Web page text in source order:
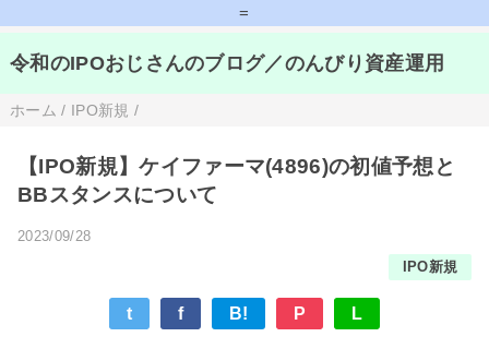
=
令和のIPOおじさんのブログ／のんびり資産運用
ホーム / IPO新規 /
【IPO新規】ケイファーマ(4896)の初値予想と
BBスタンスについて
2023/09/28
IPO新規
t f B! P L